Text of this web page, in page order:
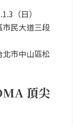
（日）
民大道三段
市中山區松
頂尖